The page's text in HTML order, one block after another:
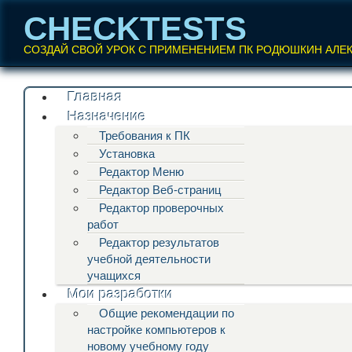
CHECKTESTS
СОЗДАЙ СВОЙ УРОК С ПРИМЕНЕНИЕМ ПК РОДЮШКИН
Главное меню
Перейти Главная
Назначение
Требования к ПК
Установка
Редактор Меню
Редактор Веб-страниц
Редактор проверочных
работ
Редактор результатов
учебной деятельности
учащихся
Мои разработки
Общие рекомендации по
настройке компьютеров к
новому учебному году